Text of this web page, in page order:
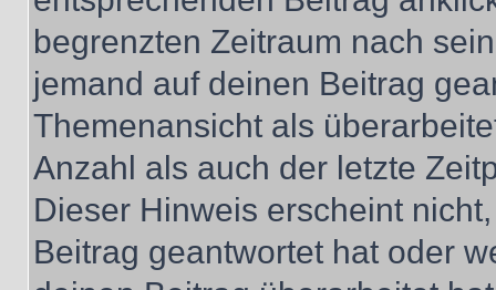
begrenzten Zeitraum nach
jemand auf deinen Beitrag
Themenansicht als
Anzahl als auch der letzte
Dieser Hinweis erscheint
Beitrag geantwortet hat oder